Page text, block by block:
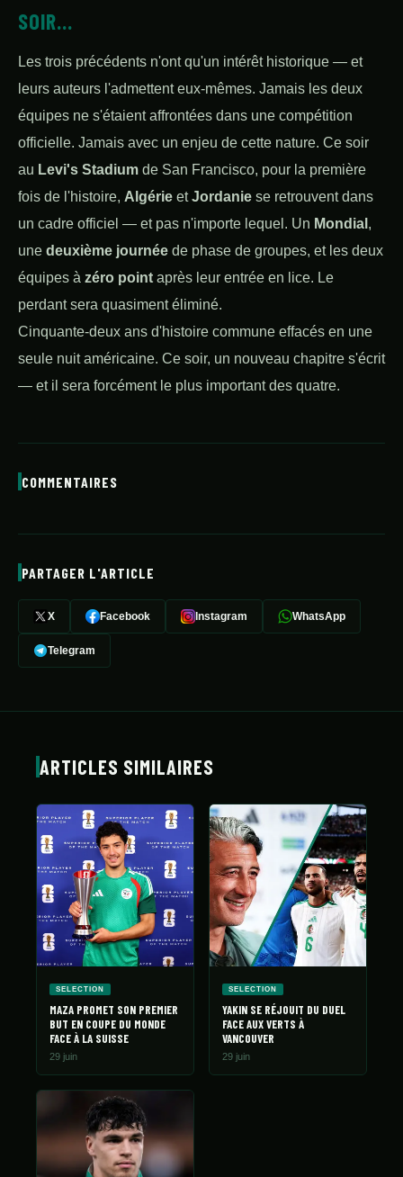
SOIR...
Les trois précédents n'ont qu'un intérêt historique — et
leurs auteurs l'admettent eux-mêmes. Jamais les deux
équipes ne s'étaient affrontées dans une compétition
officielle. Jamais avec un enjeu de cette nature. Ce soir
au Levi's Stadium de San Francisco, pour la première
fois de l'histoire, Algérie etJordanie se retrouvent dans
un cadre officiel — et pas n'importe lequel. Un Mondial ,
une deuxième journée de phase de groupes, et les deux
équipes à zéro point après leur entrée en lice. Le
perdant sera quasiment éliminé.
Cinquante-deux ans d'histoire commune effacés en une
seule nuit américaine. Ce soir, un nouveau chapitre s'écrit
— et il sera forcément le plus important des quatre.
COMMENTAIRES
PARTAGER L'ARTICLE
X Facebook Instagram WhatsApp
Telegram
ARTICLES SIMILAIRES
SELECTION
MAZA PROMET SON PREMIER
BUT EN COUPE DU MONDE
FACE À LA SUISSE
29 juin
SELECTION
YAKIN SE RÉJOUIT DU DUEL
FACE AUX VERTS À
VANCOUVER
29 juin